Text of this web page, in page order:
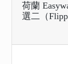
荷蘭
選二（